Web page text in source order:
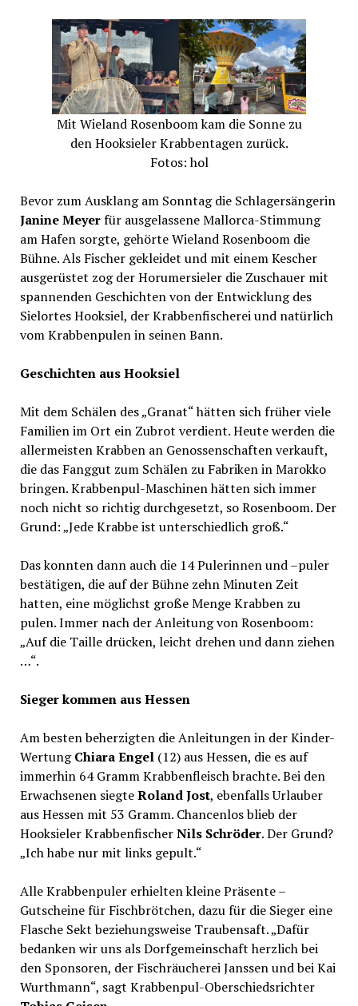
Mit Wieland Rosenboom kam die Sonne zu
den Hooksieler Krabbentagen zurück.
Fotos: hol
Bevor zum Ausklang am Sonntag die Schlagersängerin
Janine Meyerfür ausgelassene Mallorca-Stimmung
am Hafen sorgte, gehörte Wieland Rosenboom die
Bühne. Als Fischer gekleidet und mit einem Kescher
ausgerüstet zog der Horumersieler die Zuschauer mit
spannenden Geschichten von der Entwicklung des
Sielortes Hooksiel, der Krabbenfischerei und natürlich
vom Krabbenpulen in seinen Bann.
Geschichten aus Hooksiel
Mit dem Schälen des „Granat“ hätten sich früher viele
Familien im Ort ein Zubrot verdient. Heute werden die
allermeisten Krabben an Genossenschaften verkauft,
die das Fanggut zum Schälen zu Fabriken in Marokko
bringen. Krabbenpul-Maschinen hätten sich immer
noch nicht so richtig durchgesetzt, so Rosenboom. Der
Grund: „Jede Krabbe ist unterschiedlich groß.“
Das konnten dann auch die 14 Pulerinnen und –puler
bestätigen, die auf der Bühne zehn Minuten Zeit
hatten, eine möglichst große Menge Krabben zu
pulen. Immer nach der Anleitung von Rosenboom:
„Auf die Taille drücken, leicht drehen und dann ziehen
…“.
Sieger kommen aus Hessen
Am besten beherzigten die Anleitungen in der Kinder-
WertungChiara Engel(12) aus Hessen, die es auf
immerhin 64 Gramm Krabbenfleisch brachte. Bei den
Erwachsenen siegteRoland Jost, ebenfalls Urlauber
aus Hessen mit 53 Gramm. Chancenlos blieb der
Hooksieler KrabbenfischerNils Schröder. Der Grund?
„Ich habe nur mit links gepult.“
Alle Krabbenpuler erhielten kleine Präsente –
Gutscheine für Fischbrötchen, dazu für die Sieger eine
Flasche Sekt beziehungsweise Traubensaft. „Dafür
bedanken wir uns als Dorfgemeinschaft herzlich bei
den Sponsoren, der Fischräucherei Janssen und bei Kai
Wurthmann“, sagt Krabbenpul-Oberschiedsrichter